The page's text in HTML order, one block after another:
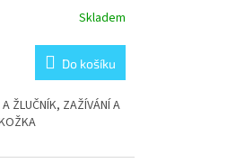
Skladem
Do košíku
ŽLUČNÍK, ZAŽÍVÁNÍ A